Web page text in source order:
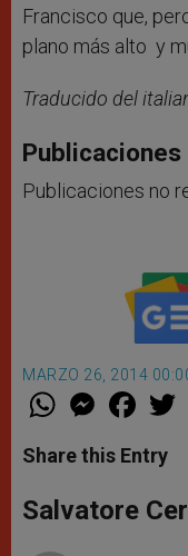
Francisco que,
plano más alto y
Traducido del
Publicaciones
Publicaciones no
MARZO 26, 2014
W
t
s
p
p
M
e
s
e
g
e
F
a
e
b
o
k
r
Share this Entry
Salvatore